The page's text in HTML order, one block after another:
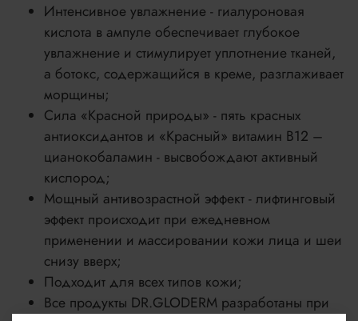
Интенсивное увлажнение - гиалуроновая
кислота в ампуле обеспечивает глубокое
увлажнение и стимулирует уплотнение тканей,
а ботокс, содержащийся в креме, разглаживает
морщины;
Сила «Красной природы» - пять красных
антиоксидантов и «Красный» витамин В12 –
цианокобаламин - высвобождают активный
кислород;
Мощный антивозрастной эффект - лифтинговый
эффект происходит при ежедневном
применении и массировании кожи лица и шеи
снизу вверх;
Подходит для всех типов кожи;
Все продукты DR.GLODERM разработаны при